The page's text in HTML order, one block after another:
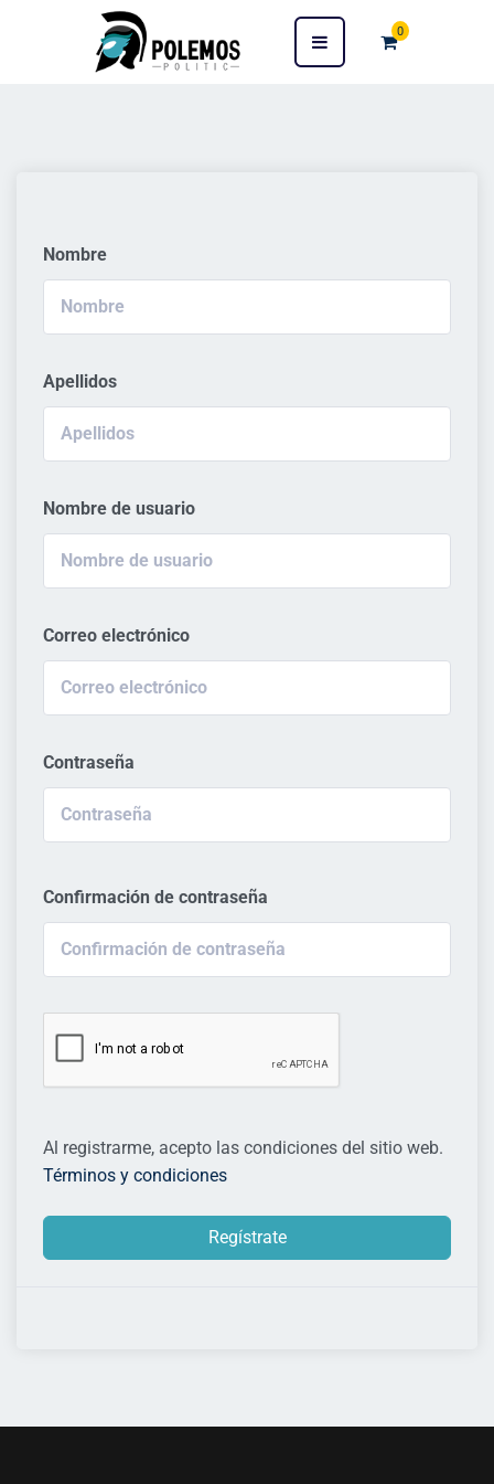
0
Nombre
Apellidos
Nombre de usuario
Correo electrónico
Contraseña
Confirmación de contraseña
Al registrarme, acepto las condiciones del sitio web.
Términos y condiciones
Regístrate